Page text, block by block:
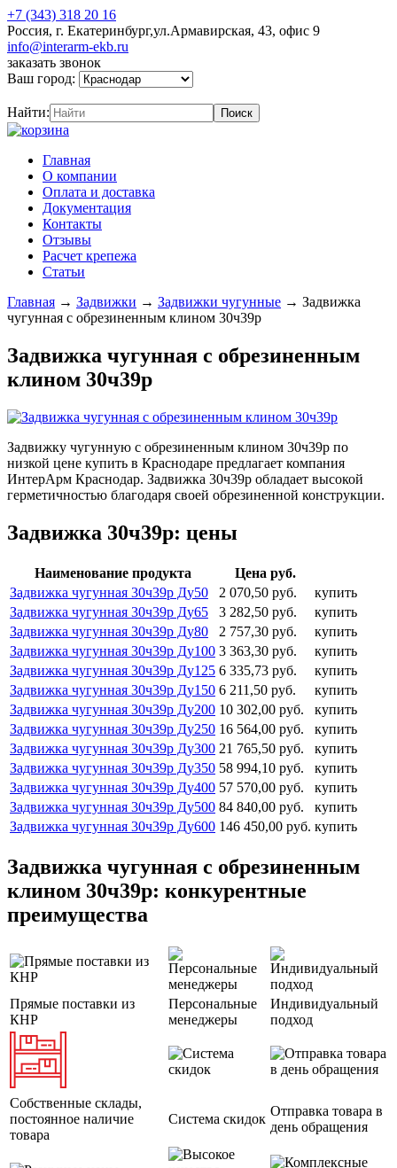
+7 (343) 318 20 16
Россия, г. Екатеринбург,ул.Армавирская, 43, офис 9
info@interarm-ekb.ru
заказать звонок
Ваш город:
Найти:
Главная
О компании
Оплата и доставка
Документация
Контакты
Отзывы
Расчет крепежа
Статьи
Главная → Задвижки → Задвижки чугунные → Задвижка
чугунная с обрезиненным клином 30ч39р
Задвижка чугунная с обрезиненным
клином 30ч39р
Задвижку чугунную с обрезиненным клином 30ч39р по
низкой цене купить в Краснодаре предлагает компания
ИнтерАрм Краснодар. Задвижка 30ч39р обладает высокой
герметичностью благодаря своей обрезиненной конструкции.
Задвижка 30ч39р: цены
Наименование продукта
Цена руб.
Задвижка чугунная 30ч39р Ду50
2 070,50 руб.
купить
Задвижка чугунная 30ч39р Ду65
3 282,50 руб.
купить
Задвижка чугунная 30ч39р Ду80
2 757,30 руб.
купить
Задвижка чугунная 30ч39р Ду100 3 363,30 руб.
купить
Задвижка чугунная 30ч39р Ду125 6 335,73 руб.
купить
Задвижка чугунная 30ч39р Ду150 6 211,50 руб.
купить
Задвижка чугунная 30ч39р Ду200 10 302,00 руб.
купить
Задвижка чугунная 30ч39р Ду250 16 564,00 руб.
купить
Задвижка чугунная 30ч39р Ду300 21 765,50 руб.
купить
Задвижка чугунная 30ч39р Ду350 58 994,10 руб.
купить
Задвижка чугунная 30ч39р Ду400 57 570,00 руб.
купить
Задвижка чугунная 30ч39р Ду500 84 840,00 руб.
купить
Задвижка чугунная 30ч39р Ду600 146 450,00 руб. купить
Задвижка чугунная с обрезиненным
клином 30ч39р: конкурентные
преимущества
Прямые поставки из
КНР
Персональные
менеджеры
Индивидуальный
подход
Собственные склады,
постоянное наличие
товара
Система скидок
Отправка товара в
день обращения